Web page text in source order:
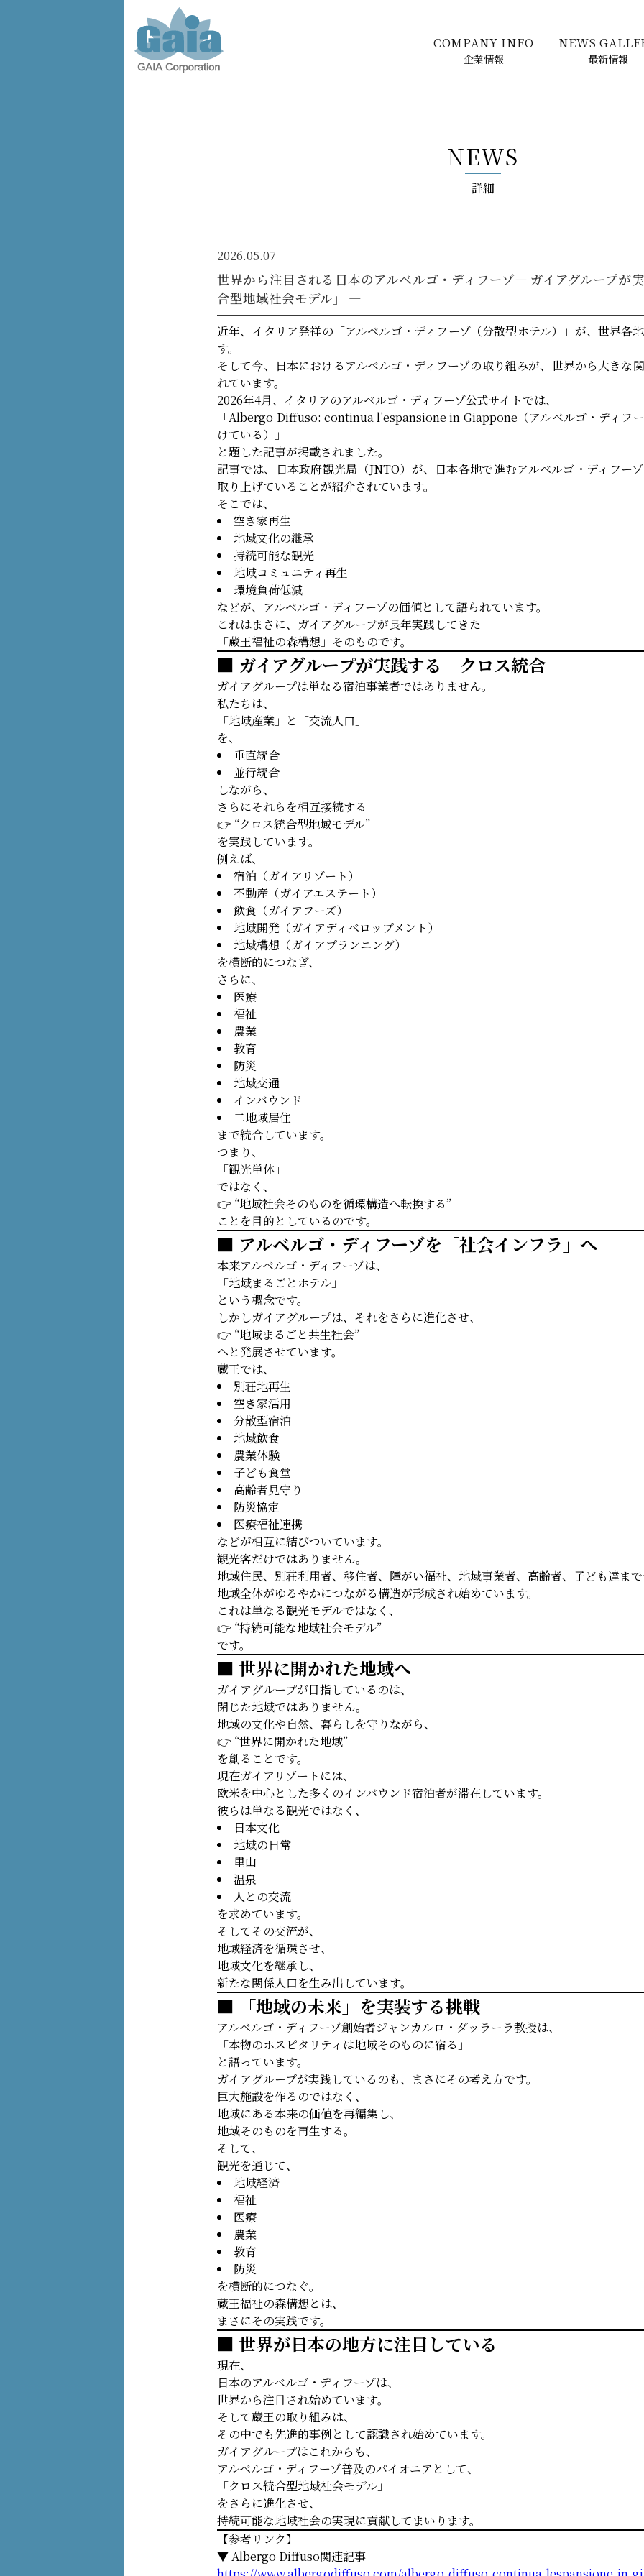
COMPANY INFO
企業情報
NEWS
最新情報
NEWS
詳細
2026.05.07
世界から注目される日本のアルベルゴ・ディフーゾ― ガイアグループが
合型地域社会モデル」 ―
近年、イタリア発祥の「アルベルゴ・ディフーゾ（分散型ホテル）」が、世界各
す。
そして今、日本におけるアルベルゴ・ディフーゾの取り組みが、世界から大きな
れています。
2026年4月、イタリアのアルベルゴ・ディフーゾ公式サイトでは、
「Albergo Diffuso: continua l’espansione in Giappone（アルベルゴ・ディフ
けている）」
と題した記事が掲載されました。
記事では、日本政府観光局（JNTO）が、日本各地で進むアルベルゴ・ディフー
取り上げていることが紹介されています。
そこでは、
空き家再生
地域文化の継承
持続可能な観光
地域コミュニティ再生
環境負荷低減
などが、アルベルゴ・ディフーゾの価値として語られています。
これはまさに、ガイアグループが長年実践してきた
「蔵王福祉の森構想」そのものです。
■ ガイアグループが実践する「クロス統合」
ガイアグループは単なる宿泊事業者ではありません。
私たちは、
「地域産業」と「交流人口」
を、
垂直統合
並行統合
しながら、
さらにそれらを相互接続する
👉 “クロス統合型地域モデル”
を実践しています。
例えば、
宿泊（ガイアリゾート）
不動産（ガイアエステート）
飲食（ガイアフーズ）
地域開発（ガイアディベロップメント）
地域構想（ガイアプランニング）
を横断的につなぎ、
さらに、
医療
福祉
農業
教育
防災
地域交通
インバウンド
二地域居住
まで統合しています。
つまり、
「観光単体」
ではなく、
👉 “地域社会そのものを循環構造へ転換する”
ことを目的としているのです。
■ アルベルゴ・ディフーゾを「社会インフラ」へ
本来アルベルゴ・ディフーゾは、
「地域まるごとホテル」
という概念です。
しかしガイアグループは、それをさらに進化させ、
👉 “地域まるごと共生社会”
へと発展させています。
蔵王では、
別荘地再生
空き家活用
分散型宿泊
地域飲食
農業体験
子ども食堂
高齢者見守り
防災協定
医療福祉連携
などが相互に結びついています。
観光客だけではありません。
地域住民、別荘利用者、移住者、障がい福祉、地域事業者、高齢者、子ども達ま
地域全体がゆるやかにつながる構造が形成され始めています。
これは単なる観光モデルではなく、
👉 “持続可能な地域社会モデル”
です。
■ 世界に開かれた地域へ
ガイアグループが目指しているのは、
閉じた地域ではありません。
地域の文化や自然、暮らしを守りながら、
👉 “世界に開かれた地域”
を創ることです。
現在ガイアリゾートには、
欧米を中心とした多くのインバウンド宿泊者が滞在しています。
彼らは単なる観光ではなく、
日本文化
地域の日常
里山
温泉
人との交流
を求めています。
そしてその交流が、
地域経済を循環させ、
地域文化を継承し、
新たな関係人口を生み出しています。
■ 「地域の未来」を実装する挑戦
アルベルゴ・ディフーゾ創始者ジャンカルロ・ダッラーラ教授は、
「本物のホスピタリティは地域そのものに宿る」
と語っています。
ガイアグループが実践しているのも、まさにその考え方です。
巨大施設を作るのではなく、
地域にある本来の価値を再編集し、
地域そのものを再生する。
そして、
観光を通じて、
地域経済
福祉
医療
農業
教育
防災
を横断的につなぐ。
蔵王福祉の森構想とは、
まさにその実践です。
■ 世界が日本の地方に注目している
現在、
日本のアルベルゴ・ディフーゾは、
世界から注目され始めています。
そして蔵王の取り組みは、
その中でも先進的事例として認識され始めています。
ガイアグループはこれからも、
アルベルゴ・ディフーゾ普及のパイオニアとして、
「クロス統合型地域社会モデル」
をさらに進化させ、
持続可能な地域社会の実現に貢献してまいります。
【参考リンク】
▼ Albergo Diffuso関連記事